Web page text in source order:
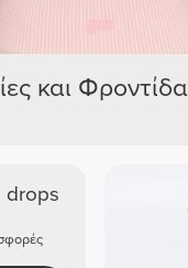
και Φροντίδα
drops